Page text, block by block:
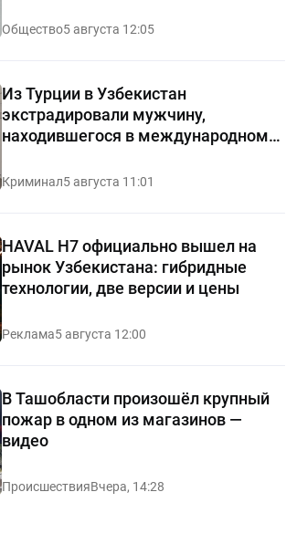
Общество5 августа 12:05
Из Турции в Узбекистан
экстрадировали мужчину,
находившегося в международном
Криминал5 августа 11:01
HAVAL H7 официально вышел на
рынок Узбекистана: гибридные
технологии, две версии и цены
Реклама5 августа 12:00
В Ташобласти произошёл крупный
пожар в одном из магазинов —
видео
ПроисшествияВчера, 14:28